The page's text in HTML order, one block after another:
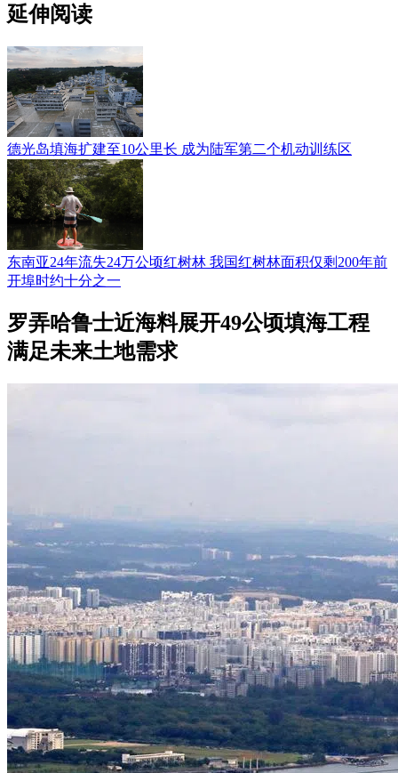
延伸阅读
德光岛填海扩建至10公里长 成为陆军第二个机动训练区
东南亚24年流失24万公顷红树林 我国红树林面积仅剩200年前
开埠时约十分之一
罗弄哈鲁士近海料展开49公顷填海工程
满足未来土地需求